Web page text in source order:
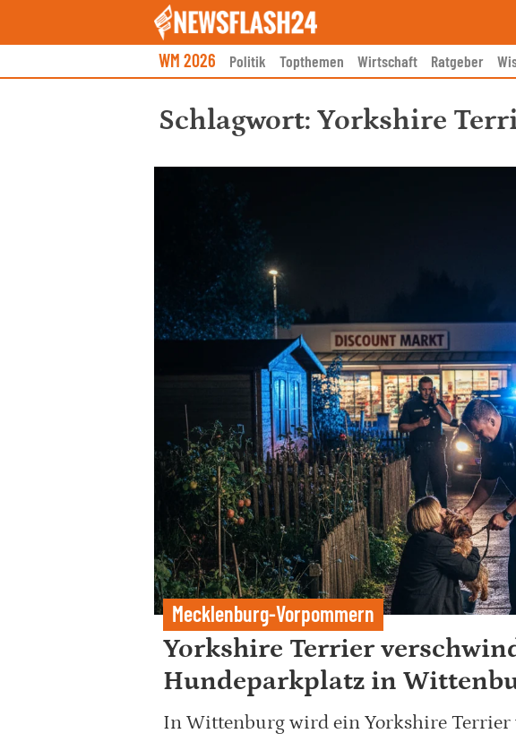
WM 2026 Politik Topthemen Wirtschaft Ratgeber
Schlagwort: Yorkshire
Mecklenburg-Vorpommern
Yorkshire Terrier
Hundeparkplatz in
In Wittenburg wird ein Yorkshire Terrier